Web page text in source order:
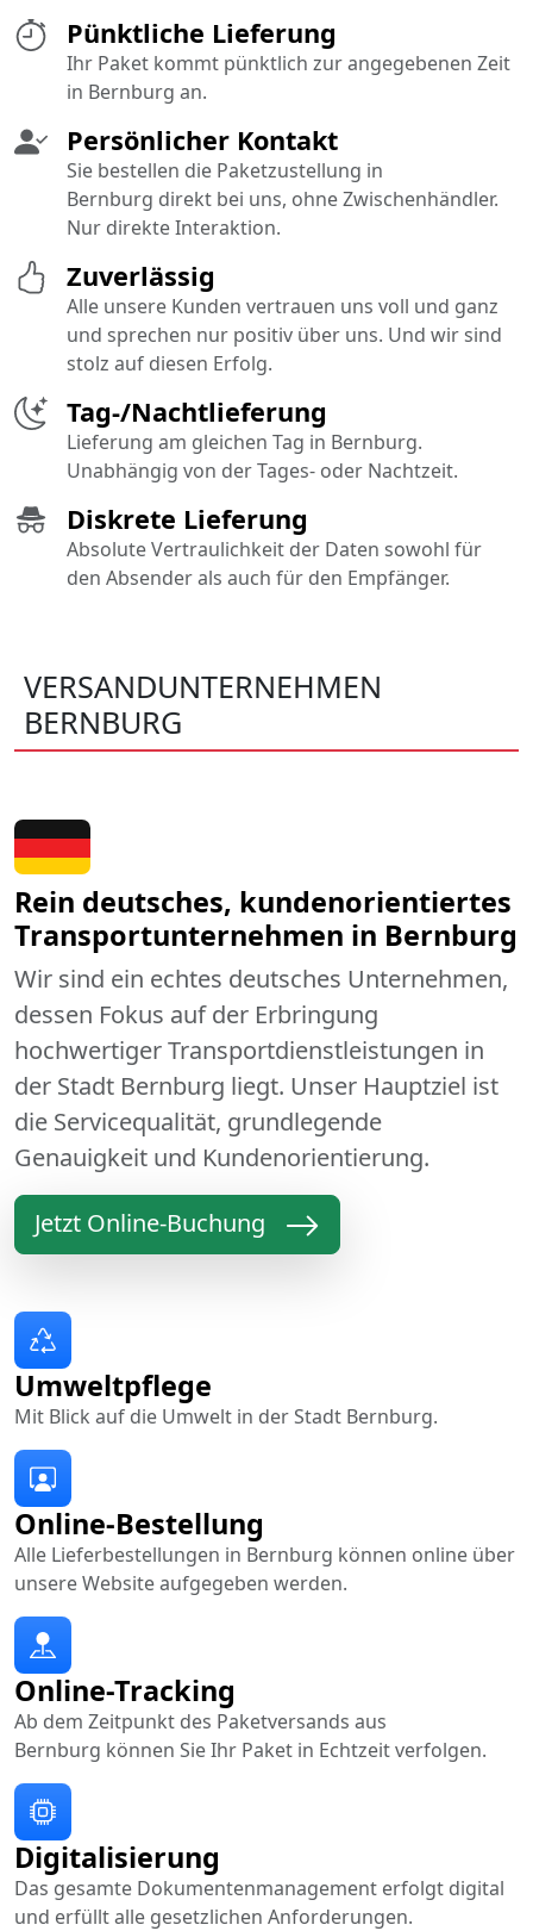
Pünktliche Lieferung
Ihr Paket kommt pünktlich zur angegebenen Zeit
in Bernburg an.
Diskrete Lieferung
Absolute Vertraulichkeit der Daten sowohl für
den Absender als auch für den Empfänger.
Tag-/Nachtlieferung
Lieferung am gleichen Tag in Bernburg.
Unabhängig von der Tages- oder Nachtzeit.
Persönlicher Kontakt
Sie bestellen die Paketzustellung in
Bernburg direkt bei uns, ohne Zwischenhändler.
Nur direkte Interaktion.
Zuverlässig
Alle unsere Kunden vertrauen uns voll und ganz
und sprechen nur positiv über uns. Und wir sind
stolz auf diesen Erfolg.
VERSANDUNTERNEHMEN
BERNBURG
Rein deutsches, kundenorientiertes
Transportunternehmen in Bernburg
Wir sind ein echtes deutsches Unternehmen,
dessen Fokus auf der Erbringung
hochwertiger Transportdienstleistungen in
der Stadt Bernburg liegt. Unser Hauptziel ist
die Servicequalität, grundlegende
Genauigkeit und Kundenorientierung.
Jetzt Online-Buchung
Online-Bestellung
Alle Lieferbestellungen in Bernburg können online über
unsere Website aufgegeben werden.
Online-Tracking
Ab dem Zeitpunkt des Paketversands aus
Bernburg können Sie Ihr Paket in Echtzeit verfolgen.
Digitalisierung
Das gesamte Dokumentenmanagement erfolgt digital
und erfüllt alle gesetzlichen Anforderungen.
Umweltpflege
Mit Blick auf die Umwelt in der Stadt Bernburg.